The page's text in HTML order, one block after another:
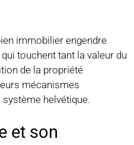
immobilier engendre
touchent tant la valeur du
de la propriété
mécanismes
helvétique.
et son